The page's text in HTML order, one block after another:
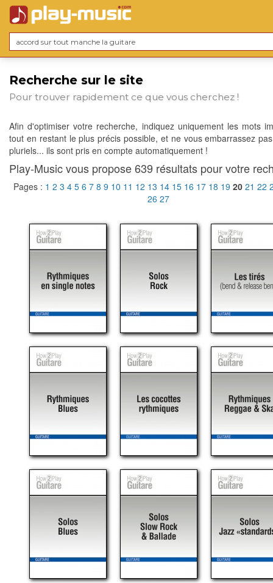
Recherche sur le site
Pour trouver rapidement ce que vous cherchez !
Afin d'optimiser votre recherche, indiquez uniquement les mots
tout en restant le plus précis possible, et ne vous embarrassez
pluriels... ils sont pris en compte automatiquement !
Play-Music vous propose 639 résultats pour votre
Pages : 1 2 3 4 5 6 7 8 9 10 11 12 13 14 15 16 17 18 19 20 21 22
26 27